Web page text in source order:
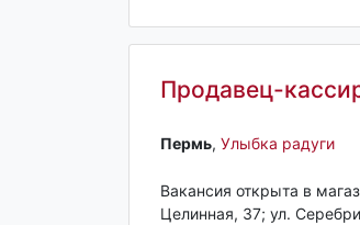
Продавец-
Пермь‎, Улыбка радуги
Вакансия открыта в
Целинная, 37; ул.